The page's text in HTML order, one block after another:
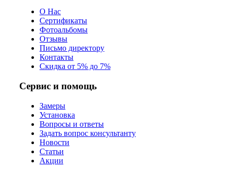
О Нас
Сертификаты
Фотоальбомы
Отзывы
Письмо директору
Контакты
Скидка от 5% до 7%
Сервис и помощь
Замеры
Установка
Вопросы и ответы
Задать вопрос консультанту
Новости
Статьи
Акции